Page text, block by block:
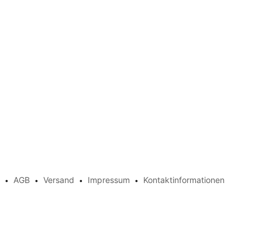
AGB Versand Impressum Kontaktinformationen